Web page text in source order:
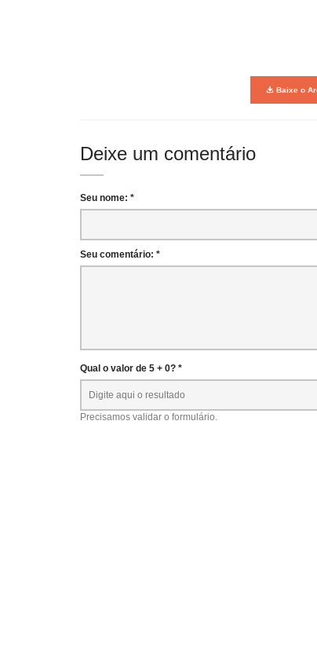
Baixe o
Deixe um comentário
Seu nome: *
Seu comentário: *
Qual o valor de 5 + 0? *
Precisamos validar o formulário.